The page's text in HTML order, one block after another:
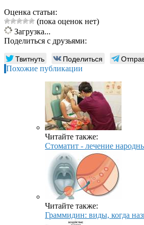
Оценка статьи:
(пока оценок нет)
Загрузка...
Поделиться с друзьями:
Твитнуть Поделиться
Похожие публикации
Читайте также:
Стоматит - лечение
Читайте также:
Граммидин: виды, когда